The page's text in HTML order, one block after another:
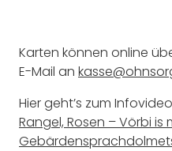
Karten können online
E-Mail an
Hier geht’s zum
Rangel, Rosen – Vörbi is